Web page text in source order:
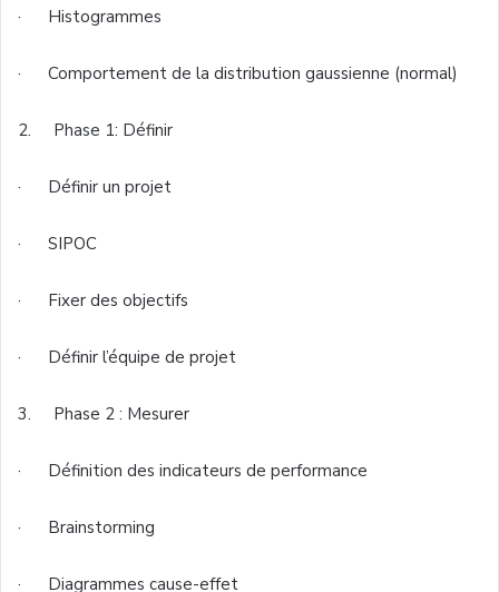
· Histogrammes
· Comportement de la distribution gaussienne (normal)
2. Phase 1: Définir
· Définir un projet
· SIPOC
· Fixer des objectifs
· Définir l’équipe de projet
3. Phase 2 : Mesurer
· Définition des indicateurs de performance
· Brainstorming
· Diagrammes cause-effet